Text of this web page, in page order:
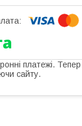
платежі.
сайту.